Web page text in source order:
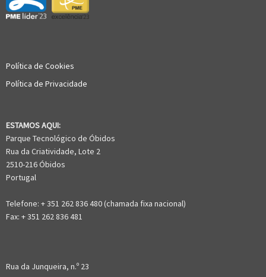
Política de Cookies
Política de Privacidade
ESTAMOS AQUI:
Parque Tecnológico de Óbidos
Rua da Criatividade, Lote 2
2510-216 Óbidos
Portugal
Telefone: + 351 262 836 480 (chamada fixa nacional)
Fax: + 351 262 836 481
Rua da Junqueira, n.º 23